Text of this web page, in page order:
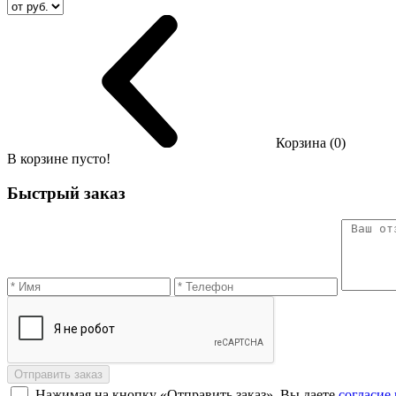
Корзина (0)
В корзине пусто!
Быстрый заказ
Отправить заказ